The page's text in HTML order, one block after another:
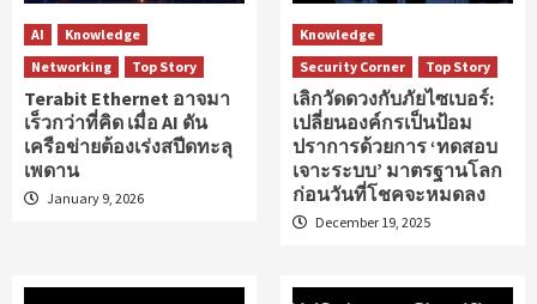
AI
Knowledge
Networking
Top Story
Terabit Ethernet อาจมา
เร็วกว่าที่คิด เมื่อ AI ดัน
เครือข่ายต้องเร่งสปีดทะลุ
เพดาน
January 9, 2026
Knowledge
Security Corner
Top Story
เลิกวัดดวงกับภัยไซเบอร์:
เปลี่ยนองค์กรเป็นป้อม
ปราการด้วยการ ‘ทดสอบ
เจาะระบบ’ มาตรฐานโลก
ก่อนวันที่โชคจะหมดลง
December 19, 2025